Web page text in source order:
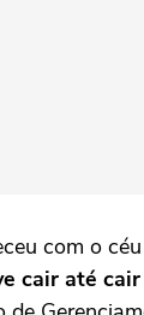
com o
cair até